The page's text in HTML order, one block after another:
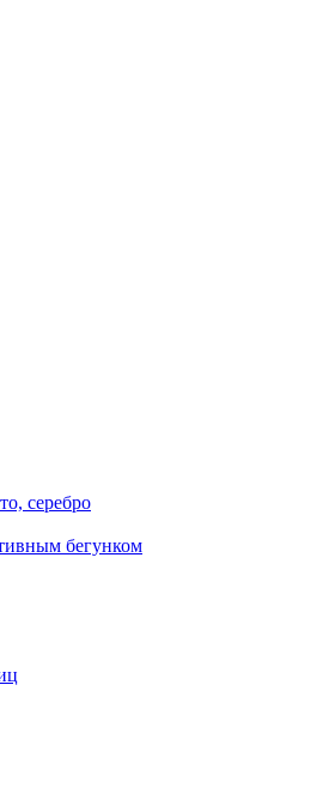
серебро
бегунком